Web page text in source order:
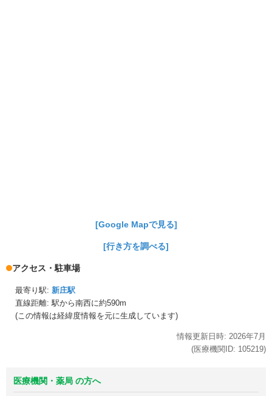
[Google Mapで見る]
[行き方を調べる]
アクセス・駐車場
最寄り駅: 新庄駅
直線距離: 駅から南西に約590m
(この情報は経緯度情報を元に生成しています)
情報更新日時: 2026年7月
(医療機関ID: 105219)
医療機関・薬局 の方へ